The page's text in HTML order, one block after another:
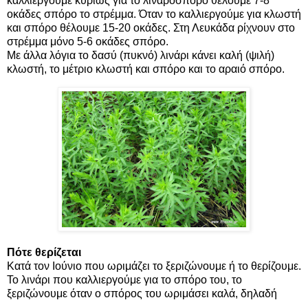
οκάδες σπόρο το στρέμμα. Όταν το καλλιεργούμε για κλωστή
και σπόρο θέλουμε 15-20 οκάδες. Στη Λευκάδα ρίχνουν στο
στρέμμα μόνο 5-6 οκάδες σπόρο.
Με άλλα λόγια το δασύ (πυκνό) λινάρι κάνει καλή (ψιλή)
κλωστή, το μέτριο κλωστή και σπόρο και το αραιό σπόρο.
Πότε θερίζεται
Κατά τον Ιούνιο που ωριμάζει το ξεριζώνουμε ή το θερίζουμε.
Το λινάρι που καλλιεργούμε για το σπόρο του, το
ξεριζώνουμε όταν ο σπόρος του ωριμάσει καλά, δηλαδή